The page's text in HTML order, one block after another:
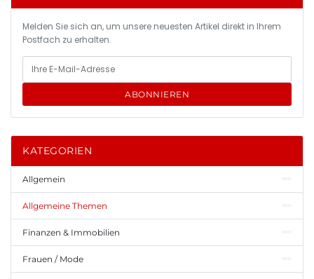
Melden Sie sich an, um unsere neuesten Artikel direkt in Ihrem
Postfach zu erhalten.
ABONNIEREN
KATEGORIEN
Allgemein
Allgemeine Themen
Finanzen & Immobilien
Frauen / Mode